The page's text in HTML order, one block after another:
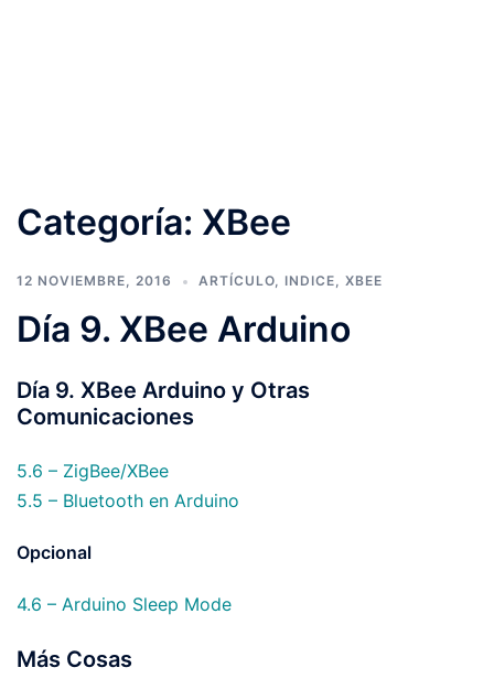
Categoría: XBee
12 NOVIEMBRE, 2016 ARTÍCULO, INDICE, XBEE
Día 9. XBee Arduino
Día 9. XBee Arduino y Otras
Comunicaciones
5.6 – ZigBee/XBee
5.5 – Bluetooth en Arduino
Opcional
4.6 – Arduino Sleep Mode
Más Cosas